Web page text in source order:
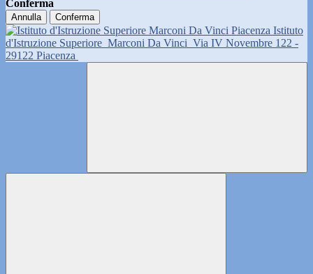
Conferma
Annulla Conferma
Istituto
d'Istruzione Superiore Marconi Da Vinci Via IV Novembre 122 -
29122 Piacenza